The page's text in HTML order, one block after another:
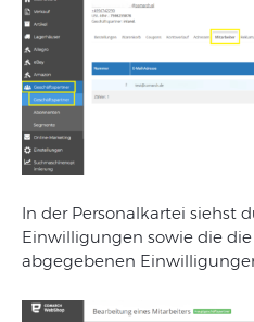
In der Personalkartei siehst
Einwilligungen sowie die
abgegebenen